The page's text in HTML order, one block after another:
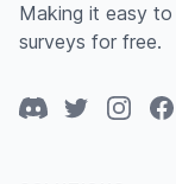
Making it easy
surveys for free.
DiscordTwitter